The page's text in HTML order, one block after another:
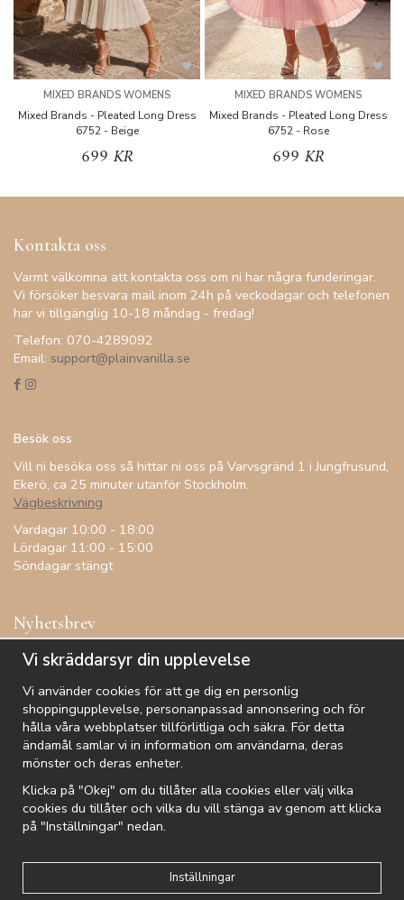
MIXED BRANDS WOMENS
Mixed Brands - Pleated Long Dress
6752 - Beige
699 KR
MIXED BRANDS WOMENS
Mixed Brands - Pleated Long Dress
6752 - Rose
699 KR
Kontakta oss
Varmt välkomna att kontakta oss om ni har några funderingar.
Vi försöker besvara mail inom 24h på veckodagar och telefonen
har vi tillgänglig 10-18 måndag - fredag!
Telefon: 070-4289092
Email: support@plainvanilla.se
Besök oss
Vill ni besöka oss så hittar ni oss på Varvsgränd 1 i Jungfrusund,
Ekerö, ca 25 minuter utanför Stockholm.
Vägbeskrivning
Vardagar 10:00 - 18:00
Lördagar 11:00 - 15:00
Söndagar stängt
Nyhetsbrev
Få inspiration, förtur till kampanjer, specialerbjudanden och
De uppgifter du matar in kommer endast användas till våra nyhetsbrev.
Logga in
Om cookies Integritetspolicy
Vi skräddarsyr din upplevelse
Vi använder cookies för att ge dig en personlig
shoppingupplevelse, personanpassad annonsering och för
hålla våra webbplatser tillförlitliga och säkra. För detta
ändamål samlar vi in information om användarna, deras
mönster och deras enheter.
Klicka på "Okej" om du tillåter alla cookies eller välj vilka
cookies du tillåter och vilka du vill stänga av genom att klicka
på "Inställningar" nedan.
Inställningar